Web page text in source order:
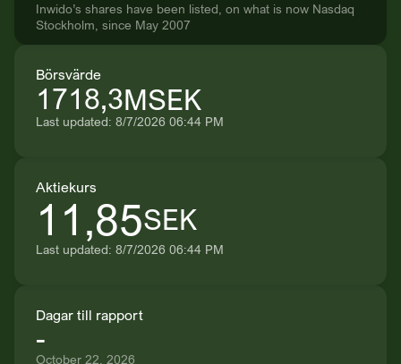
Inwido’s shares have been listed, on what is now Nasdaq
Stockholm, since May 2007
Börsvärde
1718,3MSEK
Last updated: 8/7/2026 06:44 PM
Aktiekurs
11,85SEK
Last updated: 8/7/2026 06:44 PM
Dagar till rapport
-
October 22, 2026